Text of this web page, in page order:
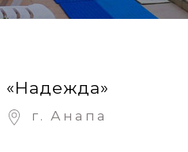
«Надежда»
г. Анапа